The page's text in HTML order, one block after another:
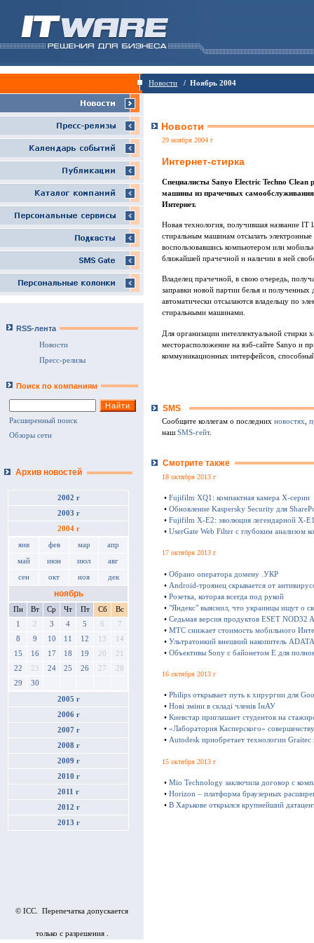
Новости / Ноябрь 2004
RSS-лента
Новости
Пресс-релизы
Поиск по компаниям
Расширенный поиск
Обзоры сети
Архив новостей
2002 г
2003 г
2004 г
янв фев мар апр
май июн июл авг
сен окт ноя дек
ноябрь
Пн Вт Ср Чт Пт Сб
Вс
1
2 3 4 5 6
7
8
9 10 11 12 13
14
15
16 17 18 19 20
21
22
23 24 25 26 27
28
29
30
2005 г
2006 г
2007 г
2008 г
2009 г
2010 г
2011 г
2012 г
2013 г
© ICC. Перепечатка допускается
только с разрешения .
Новости
29 ноября 2004 г
Интернет-стирка
Специалисты Sanyo Electric Techno Clean
машины из прачечных
Интернет.
Новая технология, получившая название
стиральным машинам отсылать
воспользовавшись компьютером или
ближайшей прачечной и наличии в ней
Владелец прачечной, в свою очередь,
заправки новой партии белья и
автоматически отсылаются владельцу по
стиральными машинами.
Для организации интеллектуальной стирки
месторасположение на вэб-сайте Sanyo и
коммуникационных интерфейсов,
SMS
Сообщите коллегам о последних новостях,
нашSMS-гейт.
Смотрите также
18 октября 2013 г
• Fujifilm XQ1: компактная камера Х-серии
• Обновление Kaspersky Security для
• Fujifilm X-E2: эволюция легендарной X-
• UserGate Web Filter с глубоким анализом
17 октября 2013 г
• Обрано оператора домену .УКР
• Android-троянец скрывается от
• Розетка, которая всегда под рукой
• "Яндекс" выяснил, что украинцы ищут о
• Седьмая версия продуктов ESET NOD32
• МТС снижает стоимость мобильного
• Ультратонкий внешний накопитель
• Объективы Sony с байонетом E для
16 октября 2013 г
• Philips открывает путь к хирургии для
• Нові зміни в складі членів ІнАУ
• Киевстар приглашает студентов на
• «Лаборатория Касперского»
• Autodesk приобретает технологии
15 октября 2013 г
• Mio Technology заключила договор с
• Horizon – платформа браузерных
• В Харькове открылся крупнейший